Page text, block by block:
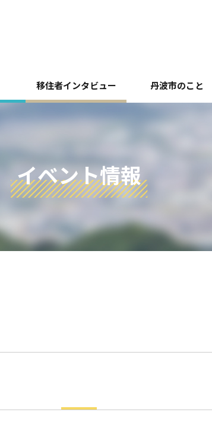
移住者インタビュー 丹波市のこと
イベント情報